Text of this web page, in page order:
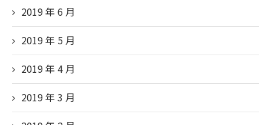
2019 年 6 月
2019 年 5 月
2019 年 4 月
2019 年 3 月